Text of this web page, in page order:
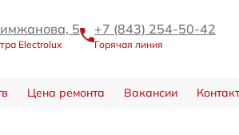
5
Electrolux
+7 (843) 254-50-42
Горячая линия
Цена ремонта Вакансии